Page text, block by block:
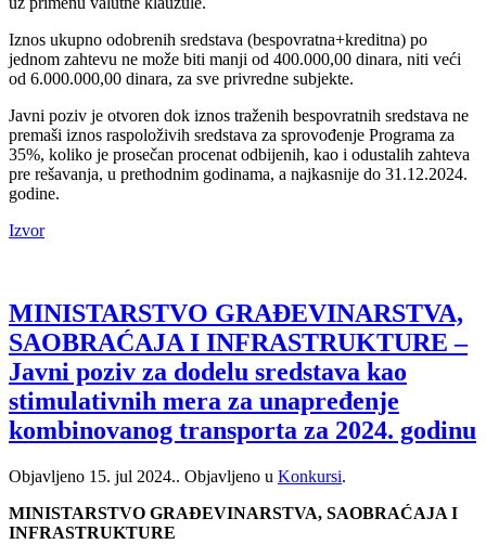
Iznos ukupno odobrenih sredstava (bespovratna+kreditna) po
jednom zahtevu ne može biti manji od 400.000,00 dinara, niti veći
od 6.000.000,00 dinara, za sve privredne subjekte.
Javni poziv je otvoren dok iznos traženih bespovratnih sredstava ne
premaši iznos raspoloživih sredstava za sprovođenje Programa za
35%, koliko je prosečan procenat odbijenih, kao i odustalih zahteva
pre rešavanja, u prethodnim godinama, a najkasnije do 31.12.2024.
godine.
Izvor
MINISTARSTVO GRAĐEVINARSTVA,
SAOBRAĆAJA I INFRASTRUKTURE –
Javni poziv za dodelu sredstava kao
stimulativnih mera za unapređenje
kombinovanog transporta za 2024. godinu
Objavljeno 15. jul 2024.. Objavljeno u Konkursi.
MINISTARSTVO GRAĐEVINARSTVA, SAOBRAĆAJA I
INFRASTRUKTURE